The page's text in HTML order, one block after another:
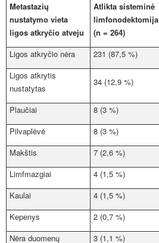
Metastazių
nustatymo vieta
ligos atkryčio atveju
Atlikta sisteminė
limfonodektomija
(n = 264)
Ligos atkryčio nėra 231 (87,5 %)
Ligos atkrytis
nustatytas
34 (12,9 %)
Plaučiai 8 (3 %)
Pilvaplėvė
8 (3 %)
Makštis
7 (2,6 %)
Limfmazgiai
4 (1,5 %)
Kaulai
4 (1,5 %)
Kepenys
2 (0,7 %)
Nėra duomenų
3 (1,1 %)